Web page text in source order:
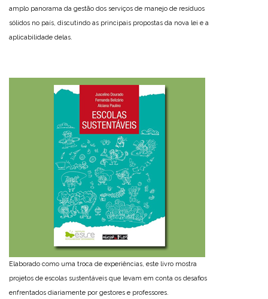
amplo panorama da gestão dos serviços de manejo de resíduos
sólidos no país, discutindo as principais propostas da nova lei e a
aplicabilidade delas.
Elaborado como uma troca de experiências, este livro mostra
projetos de escolas sustentáveis que levam em conta os desafios
enfrentados diariamente por gestores e professores.